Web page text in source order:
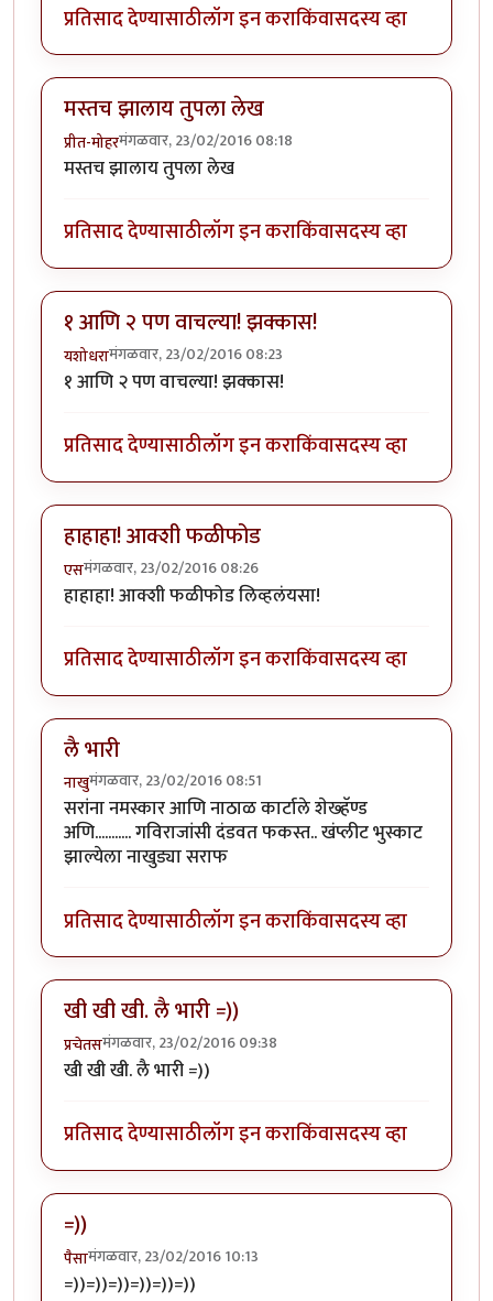
प्रतिसाद देण्यासाठीलॉग इन कराकिंवासदस्य व्हा
मस्तच झालाय तुपला लेख
प्रीत-मोहरमंगळवार, 23/02/2016 08:18
मस्तच झालाय तुपला लेख
प्रतिसाद देण्यासाठीलॉग इन कराकिंवासदस्य व्हा
१ आणि २ पण वाचल्या! झक्कास!
यशोधरामंगळवार, 23/02/2016 08:23
१ आणि २ पण वाचल्या! झक्कास!
प्रतिसाद देण्यासाठीलॉग इन कराकिंवासदस्य व्हा
हाहाहा! आक्शी फळीफोड
एसमंगळवार, 23/02/2016 08:26
हाहाहा! आक्शी फळीफोड लिव्हलंयसा!
प्रतिसाद देण्यासाठीलॉग इन कराकिंवासदस्य व्हा
लै भारी
नाखुमंगळवार, 23/02/2016 08:51
सरांना नमस्कार आणि नाठाळ कार्टाले शेख्हॅण्ड
अणि........... गविराजांसी दंडवत फकस्त.. खंप्लीट भुस्काट
झाल्येला नाखुड्या सराफ
प्रतिसाद देण्यासाठीलॉग इन कराकिंवासदस्य व्हा
खी खी खी. लै भारी =))
प्रचेतसमंगळवार, 23/02/2016 09:38
खी खी खी. लै भारी =))
प्रतिसाद देण्यासाठीलॉग इन कराकिंवासदस्य व्हा
=))
पैसामंगळवार, 23/02/2016 10:13
=))=))=))=))=))=))